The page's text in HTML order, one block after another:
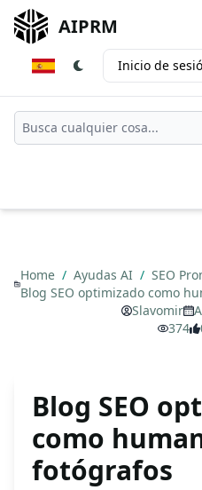
AIPRM
Inicio de
Home / Ayudas AI / SEO
Blog SEO optimizado como
Slavomir
374
Blog SEO
como
fotógrafos